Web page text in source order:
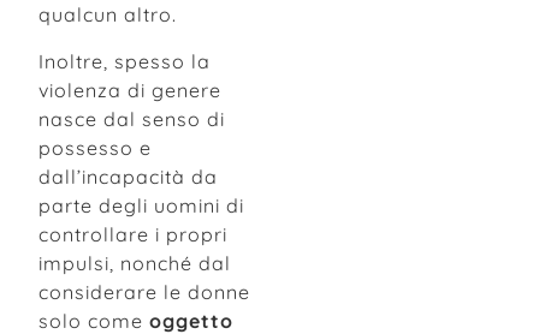
qualcun altro.
Inoltre, spesso la
violenza di genere
nasce dal senso di
possesso e
dall’incapacità da
parte degli uomini di
controllare i propri
impulsi, nonché dal
considerare le donne
solo come oggetto